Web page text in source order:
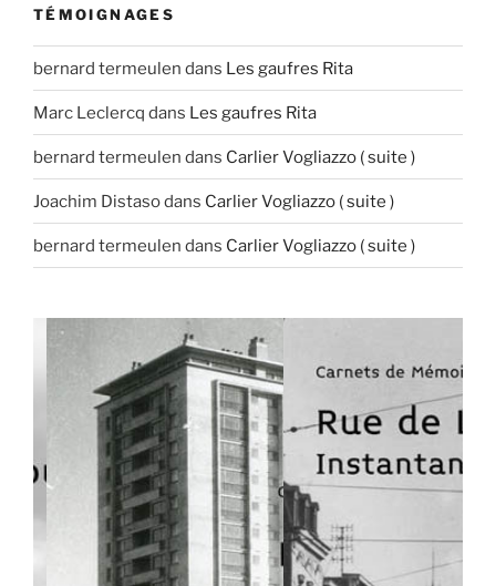
TÉMOIGNAGES
bernard termeulen dans Les gaufres Rita
Marc Leclercq dans Les gaufres Rita
bernard termeulen dans Carlier Vogliazzo ( suite )
Joachim Distasodans Carlier Vogliazzo ( suite )
bernard termeulen dans Carlier Vogliazzo ( suite )